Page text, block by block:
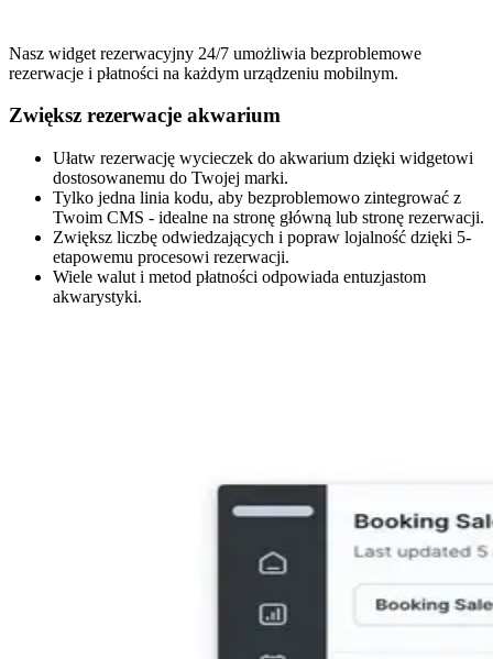
Nasz widget rezerwacyjny 24/7 umożliwia bezproblemowe
rezerwacje i płatności na każdym urządzeniu mobilnym.
Zwiększ rezerwacje akwarium
Ułatw rezerwację wycieczek do akwarium dzięki widgetowi
dostosowanemu do Twojej marki.
Tylko jedna linia kodu, aby bezproblemowo zintegrować z
Twoim CMS - idealne na stronę główną lub stronę rezerwacji.
Zwiększ liczbę odwiedzających i popraw lojalność dzięki 5-
etapowemu procesowi rezerwacji.
Wiele walut i metod płatności odpowiada entuzjastom
akwarystyki.